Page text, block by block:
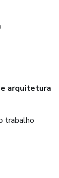
e arquitetura
trabalho